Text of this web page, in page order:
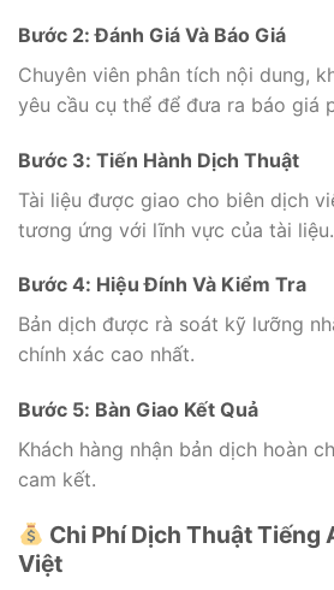
Bước 2: Đánh Giá Và Báo Giá
Chuyên viên phân tích nội dung,
yêu cầu cụ thể để đưa ra báo giá
Bước 3: Tiến Hành Dịch Thuật
Tài liệu được giao cho biên dịch
tương ứng với lĩnh vực của tài liệu.
Bước 4: Hiệu Đính Và Kiểm Tra
Bản dịch được rà soát kỹ lưỡng
chính xác cao nhất.
Bước 5: Bàn Giao Kết Quả
Khách hàng nhận bản dịch hoàn
cam kết.
Chi Phí Dịch Thuật Tiếng
Việt